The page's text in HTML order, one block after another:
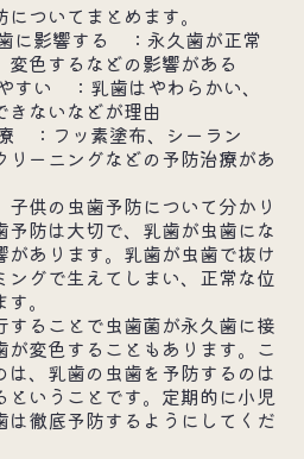
ついてまとめます。
に影響する ：永久歯が正常
色するなどの影響がある
い ：乳歯はやわらかい、
きないなどが理由
：フッ素塗布、シーラン
リーニングなどの予防治療があ
供の虫歯予防について分かり
予防は大切で、乳歯が虫歯にな
あります。乳歯が虫歯で抜け
グで生えてしまい、正常な位
。
することで虫歯菌が永久歯に接
変色することもあります。こ
、乳歯の虫歯を予防するのは
いうことです。定期的に小児
徹底予防するようにしてくだ